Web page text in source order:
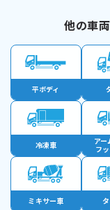
他の車
平ボディ
冷凍車
アー
フ
ミキサー車